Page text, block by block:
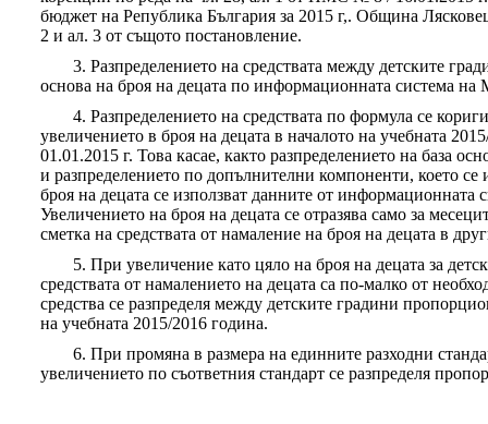
бюджет на Република България за 2015 г,. Община
2 и ал. 3 от същото постановление.
3. Разпределението на средствата между детските
основа на броя на децата по информационната система
4. Разпределението на средствата по формула се
увеличението в броя на децата в началото на учебната
01.01.2015 г. Това касае, както разпределението на база
и разпределението по допълнителни компоненти, което се
броя на децата се използват данните от
Увеличението на броя на децата се отразява само за
сметка на средствата от намаление на броя на децата в
5. При увеличение като цяло на броя на децата за
средствата от намалението на децата са по-малко от
средства се разпределя между детските градини
на учебната 2015/2016 година.
6. При промяна в размера на единните разходни
увеличението по съответния стандарт се разпределя